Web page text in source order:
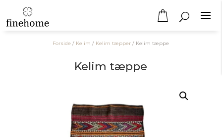
Forside / Kelim / Kelim tæpper / Kelim tæppe
Kelim tæppe